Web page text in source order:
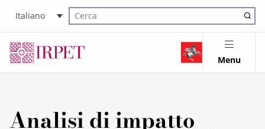
Italiano
Cerca nel sito
Menu
Analisi di impatto